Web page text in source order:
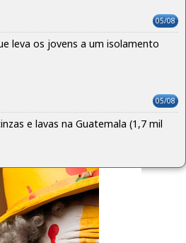
05/08
leva os jovens a um isolamento
05/08
e lavas na Guatemala (1,7 mil